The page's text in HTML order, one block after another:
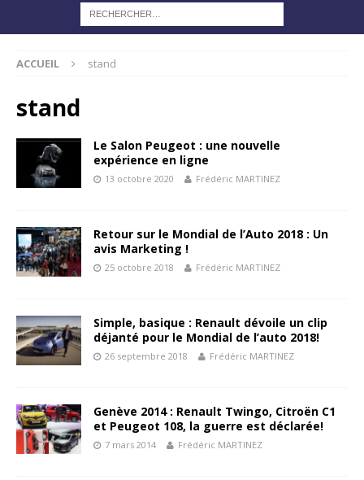
ACCUEIL stand
stand
Le Salon Peugeot : une nouvelle
expérience en ligne
13 octobre 2020 Frédéric MARTINEZ
Retour sur le Mondial de l’Auto 2018 : Un
avis Marketing !
25 octobre 2018 Frédéric MARTINEZ
Simple, basique : Renault dévoile un clip
déjanté pour le Mondial de l’auto 2018!
26 septembre 2018 Frédéric MARTINEZ
Genève 2014 : Renault Twingo, Citroën C1
et Peugeot 108, la guerre est déclarée!
7 mars 2014 Frédéric MARTINEZ